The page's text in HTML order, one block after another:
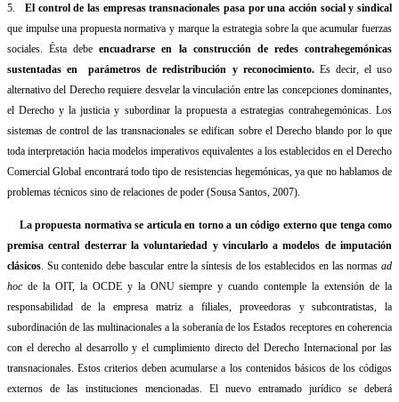
5.
El control de las empresas transnacionales pasa por una acción social y sindical
que impulse una propuesta normativa y marque la estrategia sobre la que acumular fuerzas
sociales. Ésta debeencuadrarse en la construcción de redes contrahegemónicas
sustentadas en
parámetros de redistribución y reconocimiento.Es decir, el uso
alternativo del Derecho requiere desvelar la vinculación entre las concepciones dominantes,
el Derecho y la justicia y subordinar la propuesta a estrategias contrahegemónicas. Los
sistemas de control de las transnacionales se edifican sobre el Derecho blando por lo que
toda interpretación hacia modelos imperativos equivalentes a los establecidos en el Derecho
Comercial Global encontrará todo tipo de resistencias hegemónicas, ya que no hablamos de
problemas técnicos sino de relaciones de poder (Sousa Santos, 2007).
La propuesta normativa se articula en torno a un código externo que tenga como
premisa central desterrar la voluntariedad y vincularlo a modelos de imputación
clásicos. Su contenido debe bascular entre la síntesis de los establecidos en las normas ad
hoc de la OIT, la OCDE y la ONU siempre y cuando contemple la extensión de la
responsabilidad de la empresa matriz a filiales, proveedoras y subcontratistas, la
subordinación de las multinacionales a la soberanía de los Estados receptores en coherencia
con el derecho al desarrollo y el cumplimiento directo del Derecho Internacional por las
transnacionales. Estos criterios deben acumularse a los contenidos básicos de los códigos
externos de las instituciones mencionadas. El nuevo entramado jurídico se deberá